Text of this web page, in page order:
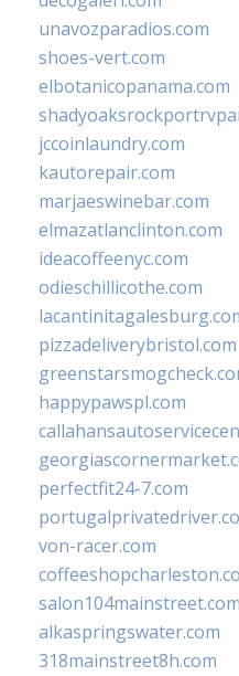
unavozparadios.com
shoes-vert.com
elbotanicopanama.com
jccoinlaundry.com
kautorepair.com
marjaeswinebar.com
elmazatlanclinton.com
ideacoffeenyc.com
odieschillicothe.com
pizzadeliverybristol.com
happypawspl.com
perfectfit24-7.com
von-racer.com
salon104mainstreet.com
alkaspringswater.com
318mainstreet8h.com